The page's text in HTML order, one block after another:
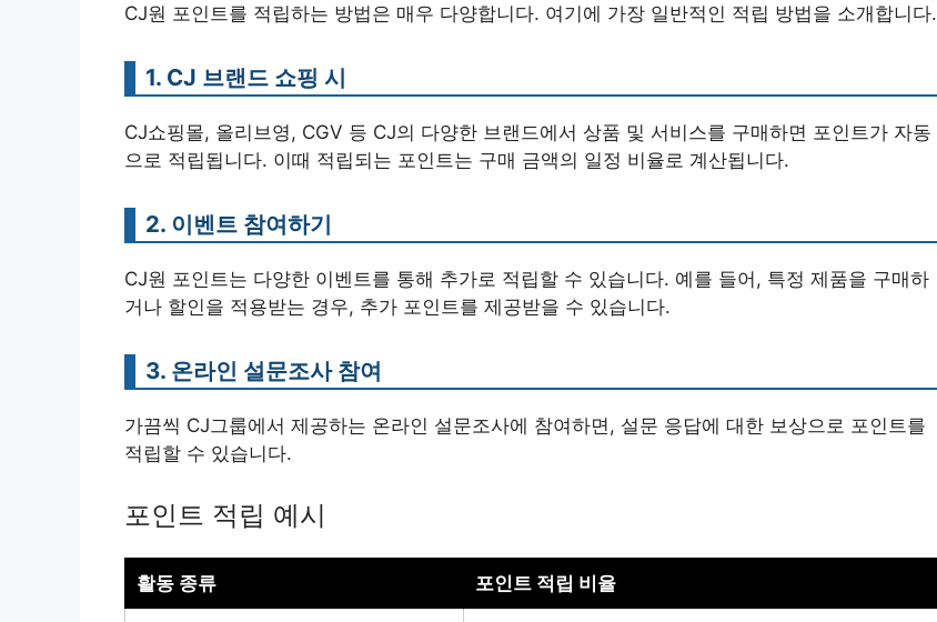
CJ원 포인트를 적립하는 방법은 매우 다양합니다. 여기에 가장 일반적인 적립 방법을 소개합니다.
1. CJ 브랜드 쇼핑 시
CJ쇼핑몰, 올리브영, CGV 등 CJ의 다양한 브랜드에서 상품 및 서비스를 구매하면 포인트가 자동
으로 적립됩니다. 이때 적립되는 포인트는 구매 금액의 일정 비율로 계산됩니다.
2. 이벤트 참여하기
CJ원 포인트는 다양한 이벤트를 통해 추가로 적립할 수 있습니다. 예를 들어, 특정 제품을 구매하
거나 할인을 적용받는 경우, 추가 포인트를 제공받을 수 있습니다.
3. 온라인 설문조사 참여
가끔씩 CJ그룹에서 제공하는 온라인 설문조사에 참여하면, 설문 응답에 대한 보상으로 포인트를
적립할 수 있습니다.
포인트 적립 예시
활동 종류 포인트 적립 비율